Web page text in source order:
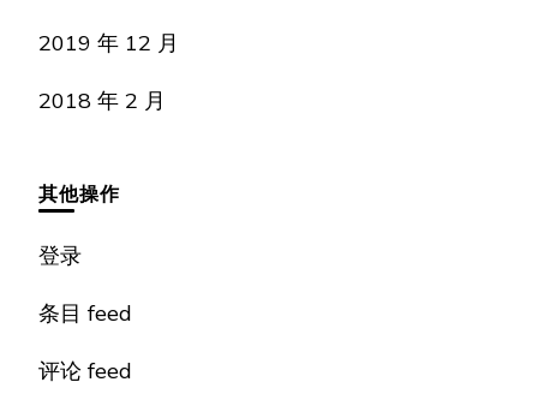
2019 年 12 月
2018 年 2 月
其他操作
登录
条目 feed
评论 feed